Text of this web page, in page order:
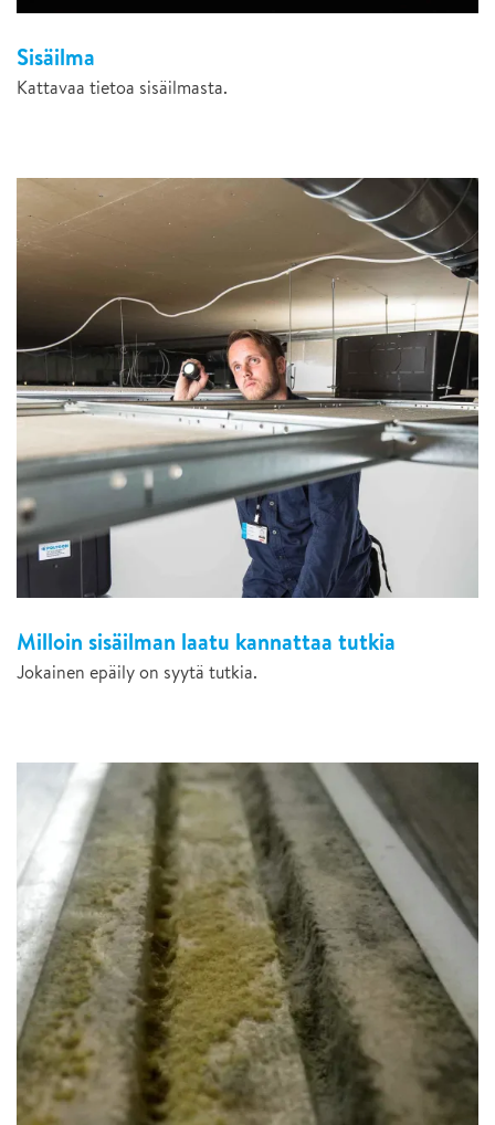
Sisäilma
Kattavaa tietoa sisäilmasta.
Milloin sisäilman laatu kannattaa tutkia
Jokainen epäily on syytä tutkia.